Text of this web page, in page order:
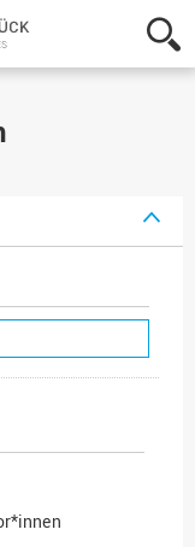
Hochschule
Osnabrück
-